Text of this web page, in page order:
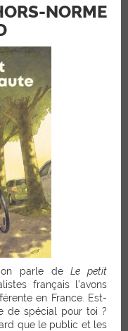
NORME
parle deLe petit
français l’avons
en France. Est-
de spécial pour toi ?
que le public et les